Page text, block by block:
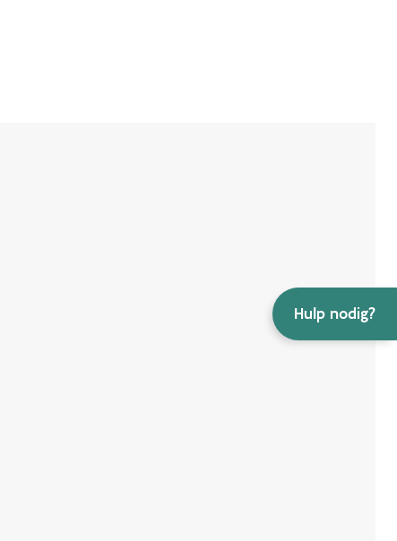
Hulp nodig?